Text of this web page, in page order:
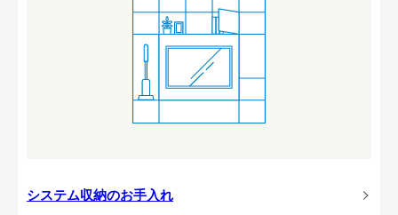
システム収納のお手入れ